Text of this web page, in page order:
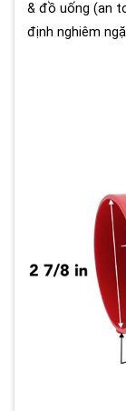
& đồ uống (an
định nghiêm